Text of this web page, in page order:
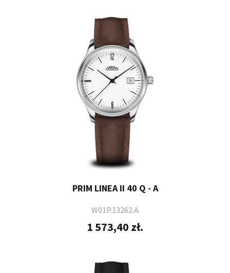
PRIM LINEA II 40 Q - A
W01P.13262.A
1 573,40 zł.